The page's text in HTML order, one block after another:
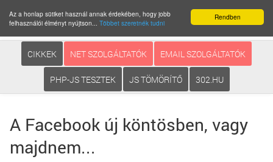
Rendben
Az a honlap sütiket használ annak érdekében, hogy jobb
felhasználói élményt nyújtson... Többet szeretnék tudni
CIKKEK NET SZOLGÁLTATÓK EMAIL SZOLGÁLTATÓK
PHP-JS TESZTEK JS TÖMÖRÍTŐ 302.HU
A Facebook új köntösben, vagy
majdnem...